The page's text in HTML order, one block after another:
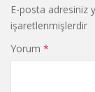
E-posta adresiniz
işaretlenmişlerdir
Yorum *